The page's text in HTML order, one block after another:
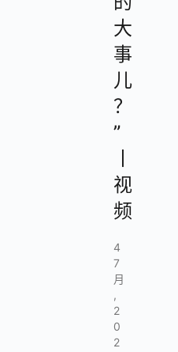
大
事
儿
？
”
视
频
4
7
月
,
2
0
2